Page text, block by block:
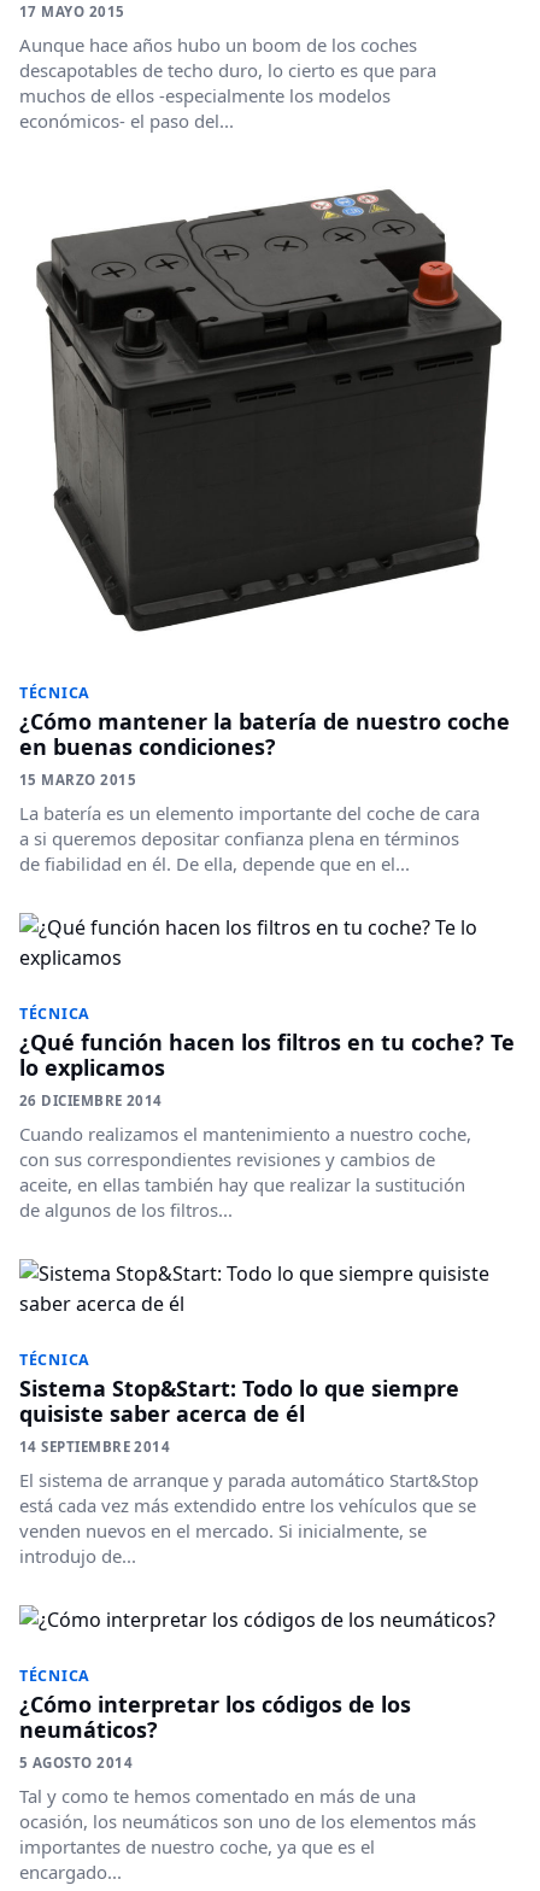
17 MAYO 2015
Aunque hace años hubo un boom de los coches
descapotables de techo duro, lo cierto es que para
muchos de ellos -especialmente los modelos
económicos- el paso del...
TÉCNICA
¿Cómo mantener la batería de nuestro coche
en buenas condiciones?
15 MARZO 2015
La batería es un elemento importante del coche de cara
a si queremos depositar confianza plena en términos
de fiabilidad en él. De ella, depende que en el...
TÉCNICA
¿Qué función hacen los filtros en tu coche? Te
lo explicamos
26 DICIEMBRE 2014
Cuando realizamos el mantenimiento a nuestro coche,
con sus correspondientes revisiones y cambios de
aceite, en ellas también hay que realizar la sustitución
de algunos de los filtros...
TÉCNICA
Sistema Stop&Start: Todo lo que siempre
quisiste saber acerca de él
14 SEPTIEMBRE 2014
El sistema de arranque y parada automático Start&Stop
está cada vez más extendido entre los vehículos que se
venden nuevos en el mercado. Si inicialmente, se
introdujo de...
TÉCNICA
¿Cómo interpretar los códigos de los
neumáticos?
5 AGOSTO 2014
Tal y como te hemos comentado en más de una
ocasión, los neumáticos son uno de los elementos más
importantes de nuestro coche, ya que es el
encargado...